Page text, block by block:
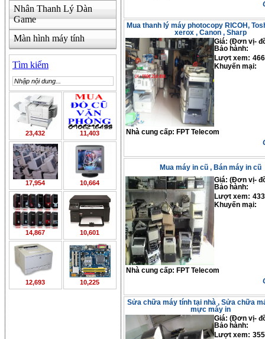
Nhân Thanh Lý Dàn
Game
Màn hình máy tính
Tìm kiếm
23,432 11,403
17,954 10,664
14,867 10,601
12,693 10,225
Mua thanh lý máy photocopy RICOH,
xerox , Canon , Sharp
Giá: (Đơn vị-
Bảo hành:
Lượt xem:
Khuyến mại:
Nhà cung cấp: FPT Telecom
Mua máy in cũ , Bán máy in cũ
Giá: (Đơn vị-
Bảo hành:
Lượt xem:
Khuyến mại:
Nhà cung cấp: FPT Telecom
Sửa chữa máy tính tại nhà , Sửa chữa
mực máy in
Giá: (Đơn vị-
Bảo hành:
Lượt xem: